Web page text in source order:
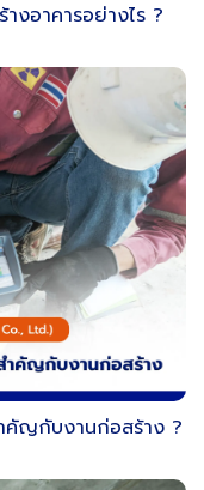
งอาคารอย่างไร ?
คัญกับงานก่อสร้าง ?